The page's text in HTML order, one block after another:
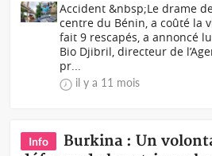
Accident &nbsp;Le drame
centre du Bénin, a coûté la
fait 9 rescapés, a annoncé
Bio Djibril, directeur de
pr...
il y a 11 mois
Info
Burkina : Un